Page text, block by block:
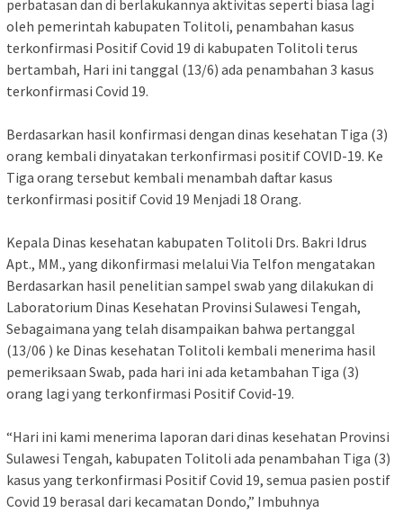
perbatasan dan di berlakukannya aktivitas seperti biasa lagi
oleh pemerintah kabupaten Tolitoli, penambahan kasus
terkonfirmasi Positif Covid 19 di kabupaten Tolitoli terus
bertambah, Hari ini tanggal (13/6) ada penambahan 3 kasus
terkonfirmasi Covid 19.
Berdasarkan hasil konfirmasi dengan dinas kesehatan Tiga (3)
orang kembali dinyatakan terkonfirmasi positif COVID-19. Ke
Tiga orang tersebut kembali menambah daftar kasus
terkonfirmasi positif Covid 19 Menjadi 18 Orang.
Kepala Dinas kesehatan kabupaten Tolitoli Drs. Bakri Idrus
Apt., MM., yang dikonfirmasi melalui Via Telfon mengatakan
Berdasarkan hasil penelitian sampel swab yang dilakukan di
Laboratorium Dinas Kesehatan Provinsi Sulawesi Tengah,
Sebagaimana yang telah disampaikan bahwa pertanggal
(13/06 ) ke Dinas kesehatan Tolitoli kembali menerima hasil
pemeriksaan Swab, pada hari ini ada ketambahan Tiga (3)
orang lagi yang terkonfirmasi Positif Covid-19.
“Hari ini kami menerima laporan dari dinas kesehatan Provinsi
Sulawesi Tengah, kabupaten Tolitoli ada penambahan Tiga (3)
kasus yang terkonfirmasi Positif Covid 19, semua pasien postif
Covid 19 berasal dari kecamatan Dondo,” Imbuhnya